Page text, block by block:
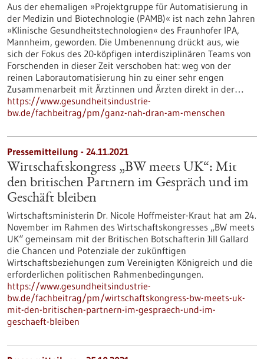
Aus der ehemaligen »Projektgruppe für Automatisierung in
der Medizin und Biotechnologie (PAMB)« ist nach zehn Jahren
»Klinische Gesundheitstechnologien« des Fraunhofer IPA,
Mannheim, geworden. Die Umbenennung drückt aus, wie
sich der Fokus des 20-köpfigen interdisziplinären Teams von
Forschenden in dieser Zeit verschoben hat: weg von der
reinen Laborautomatisierung hin zu einer sehr engen
Zusammenarbeit mit Ärztinnen und Ärzten direkt in der…
https://www.gesundheitsindustrie-
bw.de/fachbeitrag/pm/ganz-nah-dran-am-menschen
Pressemitteilung - 24.11.2021
Wirtschaftskongress „BW meets UK“: Mit
den britischen Partnern im Gespräch und im
Geschäft bleiben
Wirtschaftsministerin Dr. Nicole Hoffmeister-Kraut hat am 24.
November im Rahmen des Wirtschaftskongresses „BW meets
UK“ gemeinsam mit der Britischen Botschafterin Jill Gallard
die Chancen und Potenziale der zukünftigen
Wirtschaftsbeziehungen zum Vereinigten Königreich und die
erforderlichen politischen Rahmenbedingungen.
https://www.gesundheitsindustrie-
bw.de/fachbeitrag/pm/wirtschaftskongress-bw-meets-uk-
mit-den-britischen-partnern-im-gespraech-und-im-
geschaeft-bleiben